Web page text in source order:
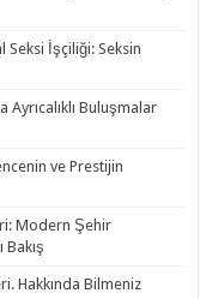
Seksi İşçiliği: Seksin
Ayrıcalıklı Buluşmalar
ve Prestijin
Modern Şehir
Bakış
Hakkında Bilmeniz